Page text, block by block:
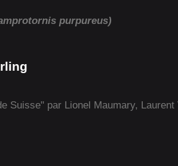
purpureus)
Suisse" par Lionel Maumary, Laurent